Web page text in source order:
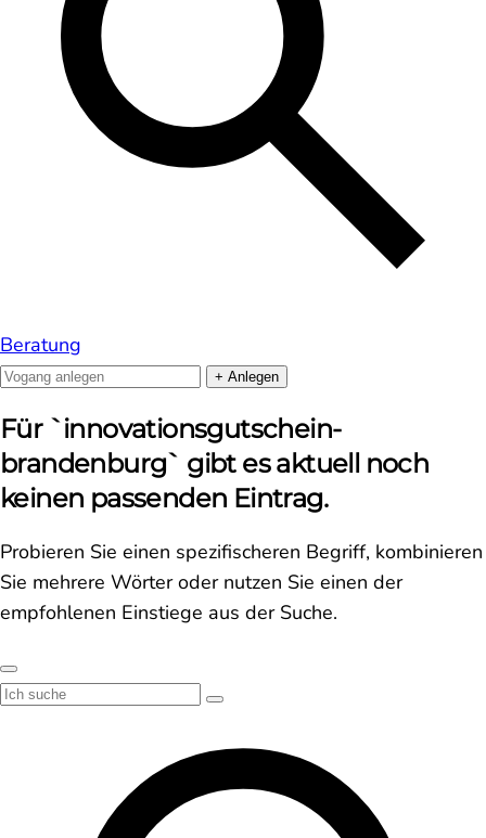
Beratung
+ Anlegen
Für `innovationsgutschein-
brandenburg` gibt es aktuell noch
keinen passenden Eintrag.
Probieren Sie einen spezifischeren Begriff, kombinieren
Sie mehrere Wörter oder nutzen Sie einen der
empfohlenen Einstiege aus der Suche.